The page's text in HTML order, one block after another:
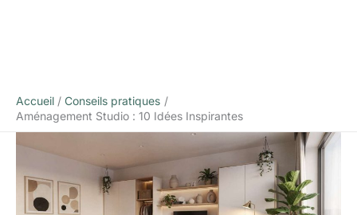
Accueil
Conseils pratiques
Aménagement Studio : 10 Idées Inspirantes